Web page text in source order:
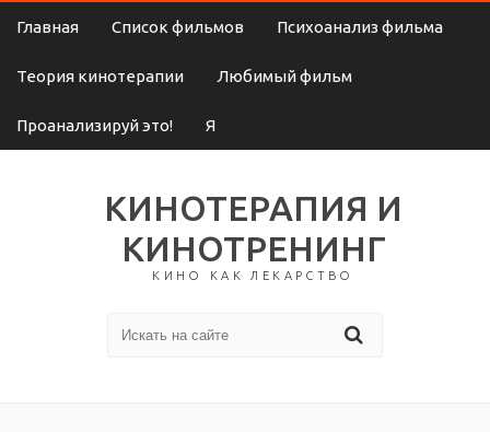
Главная Список фильмов Психоанализ фильма
Теория кинотерапии Любимый фильм
Проанализируй это! Я
КИНОТЕРАПИЯ И
КИНОТРЕНИНГ
КИНО КАК ЛЕКАРСТВО